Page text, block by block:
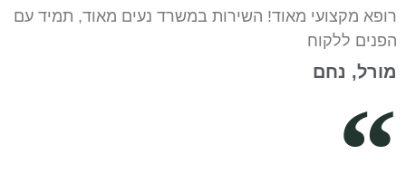
רופא מקצועי מאוד! השירות במשרד נעים מאוד, תמיד עם
הפנים ללקוח
מורל, נחם